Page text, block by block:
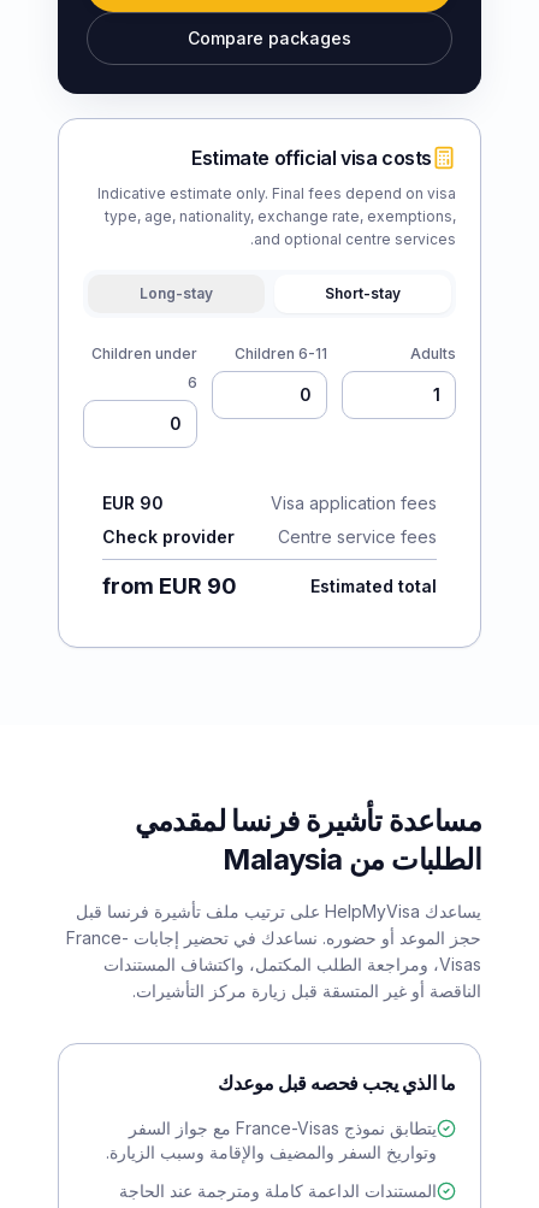
Compare packages
Estimate official visa costs
Indicative estimate only. Final fees depend on visa
type, age, nationality, exchange rate, exemptions,
and optional centre services.
Short-stay
Long-stay
Adults
Children 6-11
Children under
6
Visa application fees
EUR 90
Centre service fees
Check provider
Estimated total
from EUR 90
مساعدة تأشيرة فرنسا لمقدمي
الطلبات من Malaysia
يساعدك HelpMyVisa على ترتيب ملف تأشيرة فرنسا قبل
حجز الموعد أو حضوره. نساعدك في تحضير إجابات France-
Visas، ومراجعة الطلب المكتمل، واكتشاف المستندات
الناقصة أو غير المتسقة قبل زيارة مركز التأشيرات.
ما الذي يجب فحصه قبل موعدك
يتطابق نموذج France-Visas مع جواز السفر
وتواريخ السفر والمضيف والإقامة وسبب الزيارة.
المستندات الداعمة كاملة ومترجمة عند الحاجة